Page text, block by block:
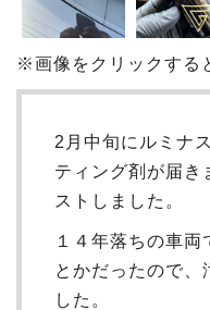
※画像をクリックする
2月中旬にルミナ
ティング剤が届き
ストしました。
１４年落ちの車
とかだったので、
した。